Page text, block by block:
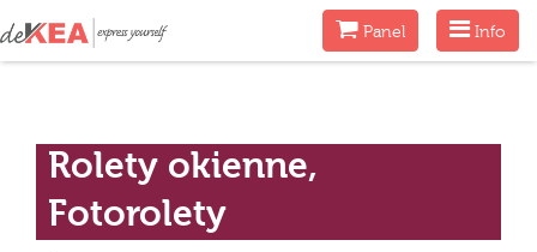
Menu
Info
MenuPanel
Rolety okienne,
Fotorolety